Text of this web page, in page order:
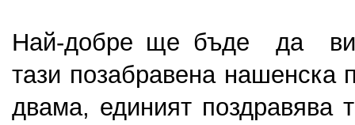
Най-добре ще бъде да ви
тази позабравена нашенска
двама, единият поздравява